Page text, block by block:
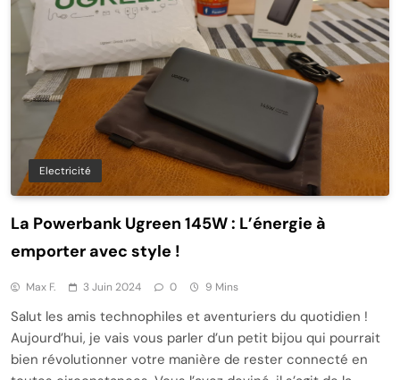
Electricité
La Powerbank Ugreen 145W : L’énergie à
emporter avec style !
Max F. 3 Juin 2024 0 9 Mins
Salut les amis technophiles et aventuriers du quotidien !
Aujourd’hui, je vais vous parler d’un petit bijou qui pourrait
bien révolutionner votre manière de rester connecté en